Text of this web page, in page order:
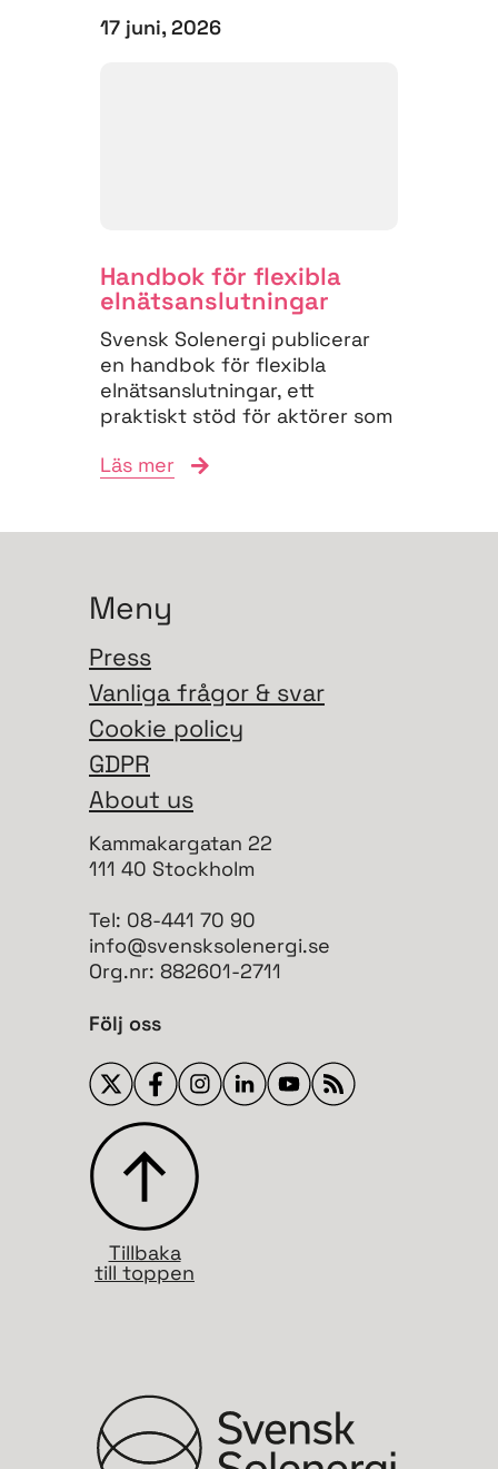
17 juni, 2026
Handbok för flexibla
elnäts­anslutningar
Svensk Solenergi publicerar
en handbok för flexibla
elnätsanslutningar, ett
praktiskt stöd för aktörer som
anslutningsprocessen och
Läs mer
Meny
Press
Vanliga frågor & svar
Cookie policy
GDPR
About us
Kammakargatan 22
111 40 Stockholm
Tel: 08-441 70 90
info@svensksolenergi.se
Org.nr: 882601-2711
Följ oss
Tillbaka
till toppen